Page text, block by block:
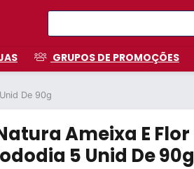
GRUPOS DE PROMOÇÕES
De 90g
Ameixa E Flor
5 Unid De 90g